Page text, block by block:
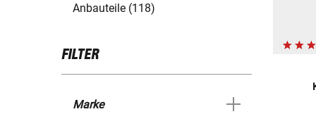
Anbauteile (118)
FILTER
Marke